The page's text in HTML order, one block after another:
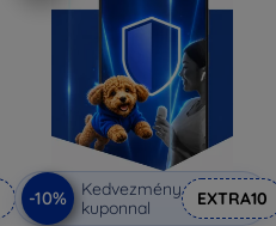
-10%
Kedvezmény
kuponnal
EXTRA10